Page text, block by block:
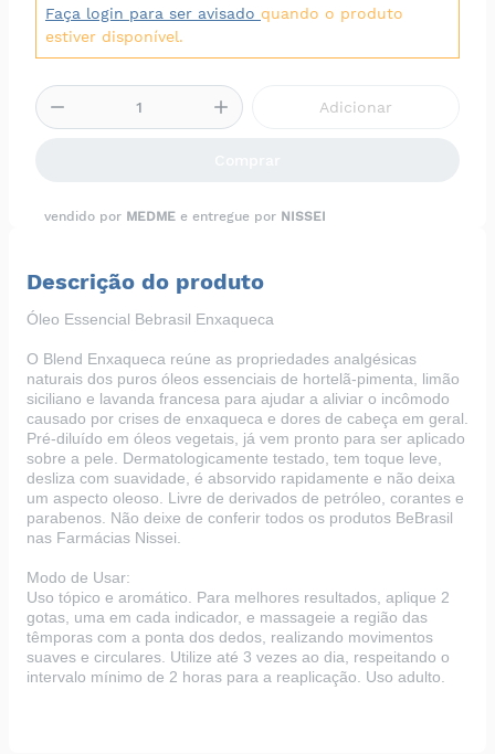
Faça login para ser avisado quando o produto
estiver disponível.
Adicionar
vendido por MEDME e entregue por NISSEI
Descrição do produto
Óleo Essencial Bebrasil Enxaqueca
O Blend Enxaqueca reúne as propriedades analgésicas
naturais dos puros óleos essenciais de hortelã-pimenta, limão
siciliano e lavanda francesa para ajudar a aliviar o incômodo
causado por crises de enxaqueca e dores de cabeça em geral.
Pré-diluído em óleos vegetais, já vem pronto para ser aplicado
sobre a pele. Dermatologicamente testado, tem toque leve,
desliza com suavidade, é absorvido rapidamente e não deixa
um aspecto oleoso. Livre de derivados de petróleo, corantes e
parabenos. Não deixe de conferir todos os produtos BeBrasil
nas Farmácias Nissei
Modo de Usar:
Uso tópico e aromático. Para melhores resultados, aplique 2
gotas, uma em cada indicador, e massageie a região das
têmporas com a ponta dos dedos, realizando movimentos
suaves e circulares. Utilize até 3 vezes ao dia, respeitando o
intervalo mínimo de 2 horas para a reaplicação. Uso adulto.